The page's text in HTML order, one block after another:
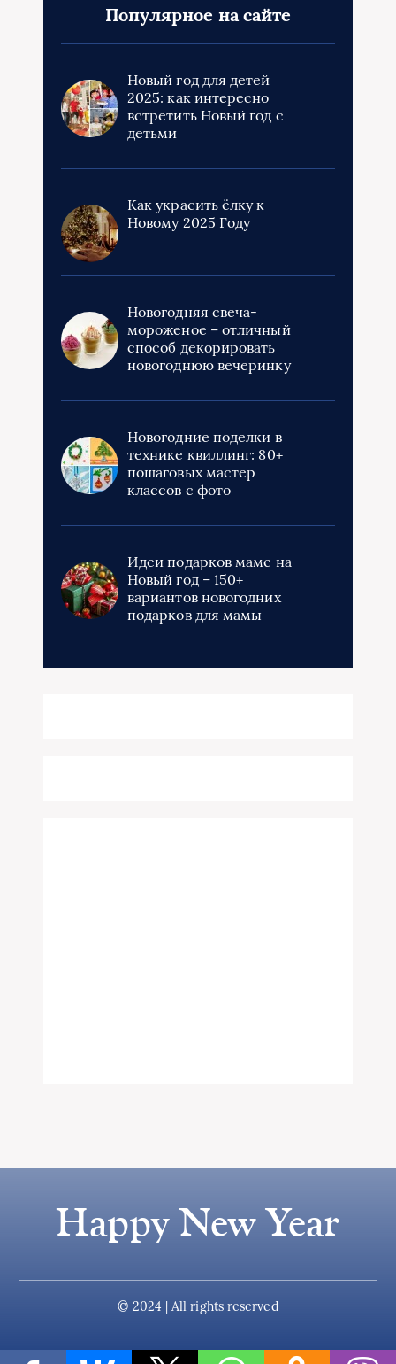
Популярное на сайте
Новый год для детей
2025: как интересно
встретить Новый год с
детьми
Как украсить ёлку к
Новому 2025 Году
Новогодняя свеча-
мороженое – отличный
способ декорировать
новогоднюю вечеринку
Новогодние поделки в
технике квиллинг: 80+
пошаговых мастер
классов с фото
Идеи подарков маме на
Новый год – 150+
вариантов новогодних
подарков для мамы
Happy New Year
© 2024 | All rights reserved